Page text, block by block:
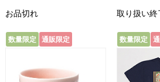
お品切れ 取り扱い終
数量限定 通販限定 数量限定